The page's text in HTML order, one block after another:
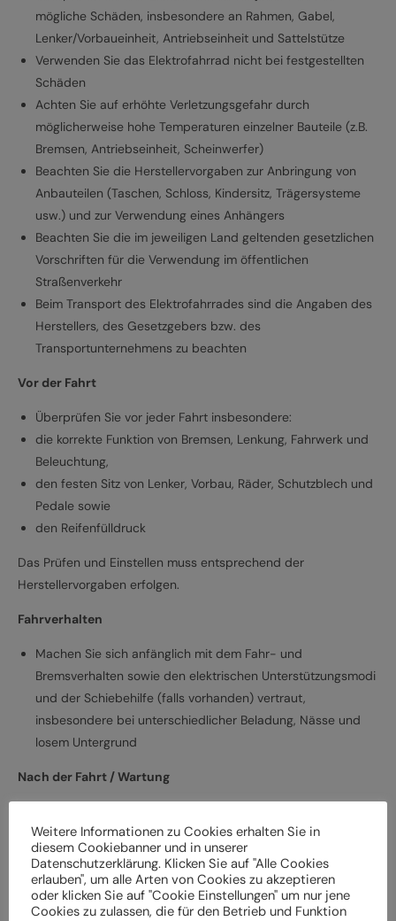
mögliche Schäden, insbesondere an Rahmen, Gabel,
Lenker/Vorbaueinheit, Antriebseinheit und Sattelstütze
Verwenden Sie das Elektrofahrrad nicht bei festgestellten
Schäden
Achten Sie auf erhöhte Verletzungsgefahr durch
möglicherweise hohe Temperaturen einzelner Bauteile (z.B.
Bremsen, Antriebseinheit, Scheinwerfer)
Beachten Sie die Herstellervorgaben zur Anbringung von
Anbauteilen (Taschen, Schloss, Kindersitz, Trägersysteme
usw.) und zur Verwendung eines Anhängers
Beachten Sie die im jeweiligen Land geltenden gesetzlichen
Vorschriften für die Verwendung im öffentlichen
Straßenverkehr
Beim Transport des Elektrofahrrades sind die Angaben des
Herstellers, des Gesetzgebers bzw. des
Transportunternehmens zu beachten
Vor der Fahrt
Überprüfen Sie vor jeder Fahrt insbesondere:
die korrekte Funktion von Bremsen, Lenkung, Fahrwerk und
Beleuchtung,
den festen Sitz von Lenker, Vorbau, Räder, Schutzblech und
Pedale sowie
den Reifenfülldruck
Das Prüfen und Einstellen muss entsprechend der
Herstellervorgaben erfolgen.
Fahrverhalten
Machen Sie sich anfänglich mit dem Fahr- und
Bremsverhalten sowie den elektrischen Unterstützungsmodi
und der Schiebehilfe (falls vorhanden) vertraut,
insbesondere bei unterschiedlicher Beladung, Nässe und
losem Untergrund
Nach der Fahrt / Wartung
Elektrofahrrad vor der weiteren Verwendung durch einen
Fachbetrieb überprüft werden
Lassen Sie das Elektrofahrrad entsprechend den
Herstellervorgaben regelmäßig von einem Fachbetrieb
Weitere Informationen zu Cookies erhalten Sie in
diesem Cookiebanner und in unserer
Datenschutzerklärung. Klicken Sie auf "Alle Cookies
erlauben", um alle Arten von Cookies zu akzeptieren
oder klicken Sie auf "Cookie Einstellungen" um nur jene
Cookies zu zulassen, die für den Betrieb und Funktion